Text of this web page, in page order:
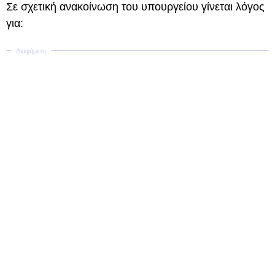
Σε σχετική ανακοίνωση του υπουργείου γίνεται λόγος
για: